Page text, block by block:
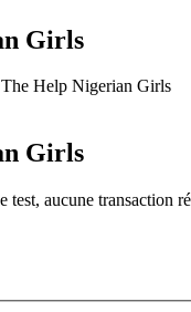
Girls
Help Nigerian Girls
Girls
aucune transaction